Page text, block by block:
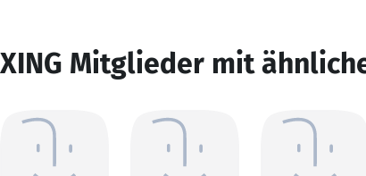
XING Mitglieder mit